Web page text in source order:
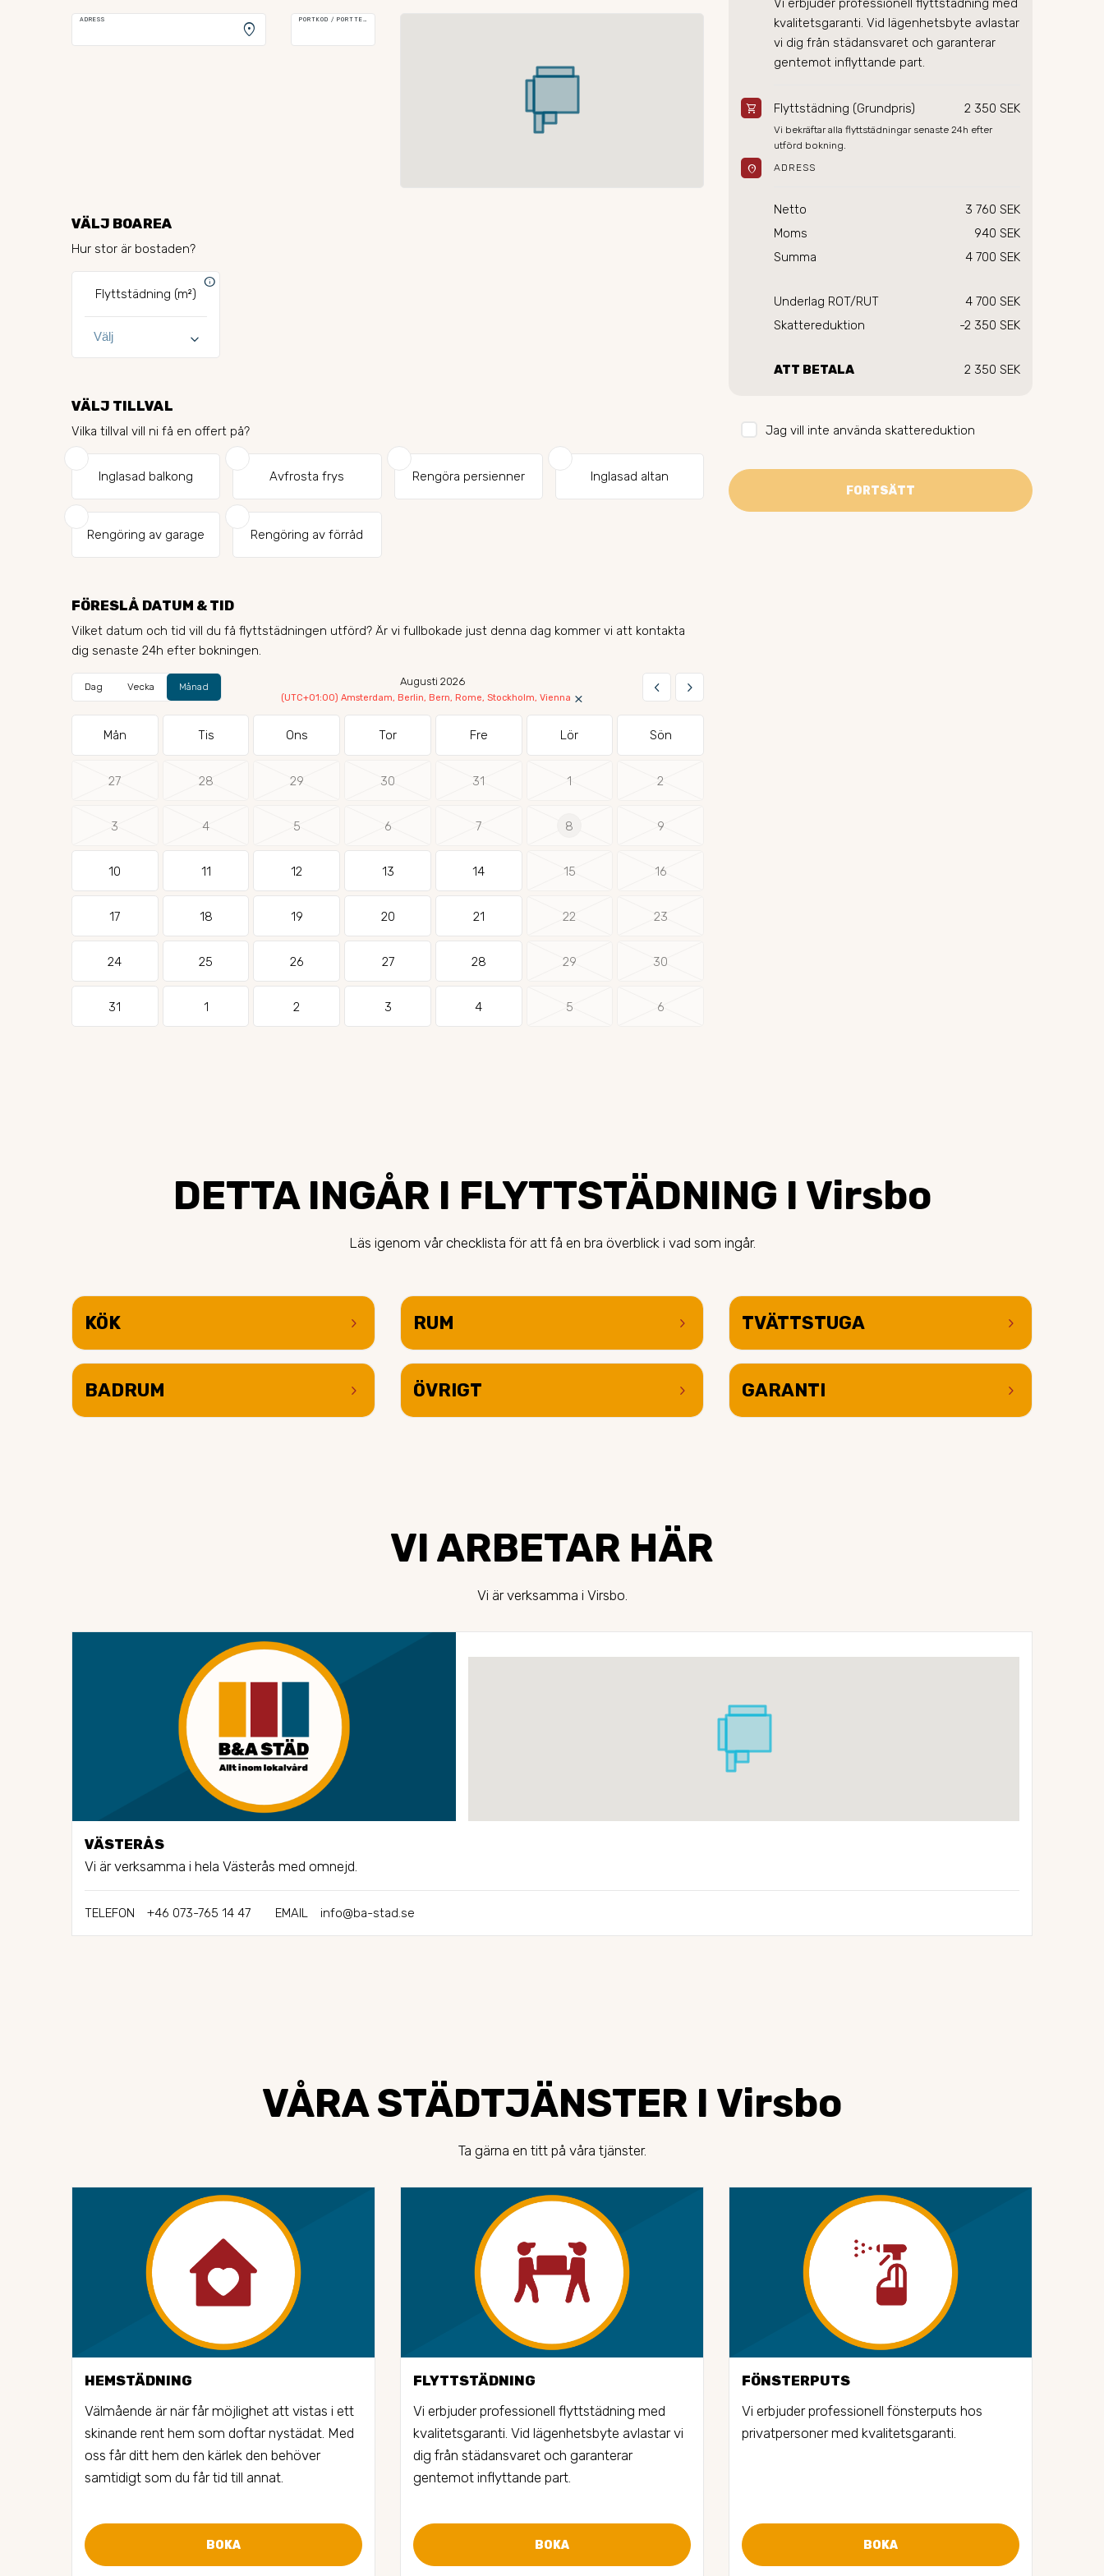
ADRESS
location_on
PORTKOD / PORTTELEFON
VÄLJ BOAREA
Hur stor är bostaden?
Flyttstädning (m²)
keyboard_arrow_down
info
VÄLJ TILLVAL
Vilka tillval vill ni få en offert på?
Inglasad balkong Avfrosta frys Rengöra persienner Inglasad altan
Rengöring av garage Rengöring av förråd
FÖRESLÅ DATUM & TID
Vilket datum och tid vill du få flyttstädningen utförd? Är vi fullbokade just denna dag kommer vi att kontakta
dig senaste 24h efter bokningen.
Dag Vecka Månad Augusti 2026
(UTC+01:00) Amsterdam, Berlin, Bern, Rome, Stockholm, Vienna ×
keyboard_arrow_left keyboard_arrow_right
Mån Tis Ons Tor Fre Lör Sön
27 28 29 30 31 1 2
3 4 5 6 7 8 9
10 11 12 13 14 15 16
17 18 19 20 21 22 23
24 25 26 27 28 29 30
31 1 2 3 4 5 6
Vi erbjuder professionell flyttstädning med
kvalitetsgaranti. Vid lägenhetsbyte avlastar
vi dig från städansvaret och garanterar
gentemot inflyttande part.
shopping_cart Flyttstädning (Grundpris) 2 350 SEK
Vi bekräftar alla flyttstädningar senaste 24h efter
utförd bokning.
location_on ADRESS
Netto
3 760 SEK
Moms
940 SEK
Summa
4 700 SEK
Underlag ROT/RUT
4 700 SEK
Skattereduktion
-2 350 SEK
ATT BETALA 2 350 SEK
Jag vill inte använda skattereduktion
FORTSÄTT
DETTA INGÅR I FLYTTSTÄDNING I Virsbo
Läs igenom vår checklista för att få en bra överblick i vad som ingår.
keyboard_arrow_right
KÖK
keyboard_arrow_right
BADRUM
keyboard_arrow_right
RUM
keyboard_arrow_right
ÖVRIGT
keyboard_arrow_right
TVÄTTSTUGA
keyboard_arrow_right
GARANTI
VI ARBETAR HÄR
Vi är verksamma i Virsbo.
VÄSTERÅS
Vi är verksamma i hela Västerås med omnejd.
TELEFON +46 073-765 14 47 EMAIL info@ba-stad.se
VÅRA STÄDTJÄNSTER I Virsbo
Ta gärna en titt på våra tjänster.
HEMSTÄDNING
Välmående är när får möjlighet att vistas i ett
skinande rent hem som doftar nystädat. Med
oss får ditt hem den kärlek den behöver
samtidigt som du får tid till annat.
BOKA
FLYTTSTÄDNING
Vi erbjuder professionell flyttstädning med
kvalitetsgaranti. Vid lägenhetsbyte avlastar vi
dig från städansvaret och garanterar
gentemot inflyttande part.
BOKA
FÖNSTERPUTS
Vi erbjuder professionell fönsterputs hos
privatpersoner med kvalitetsgaranti.
BOKA